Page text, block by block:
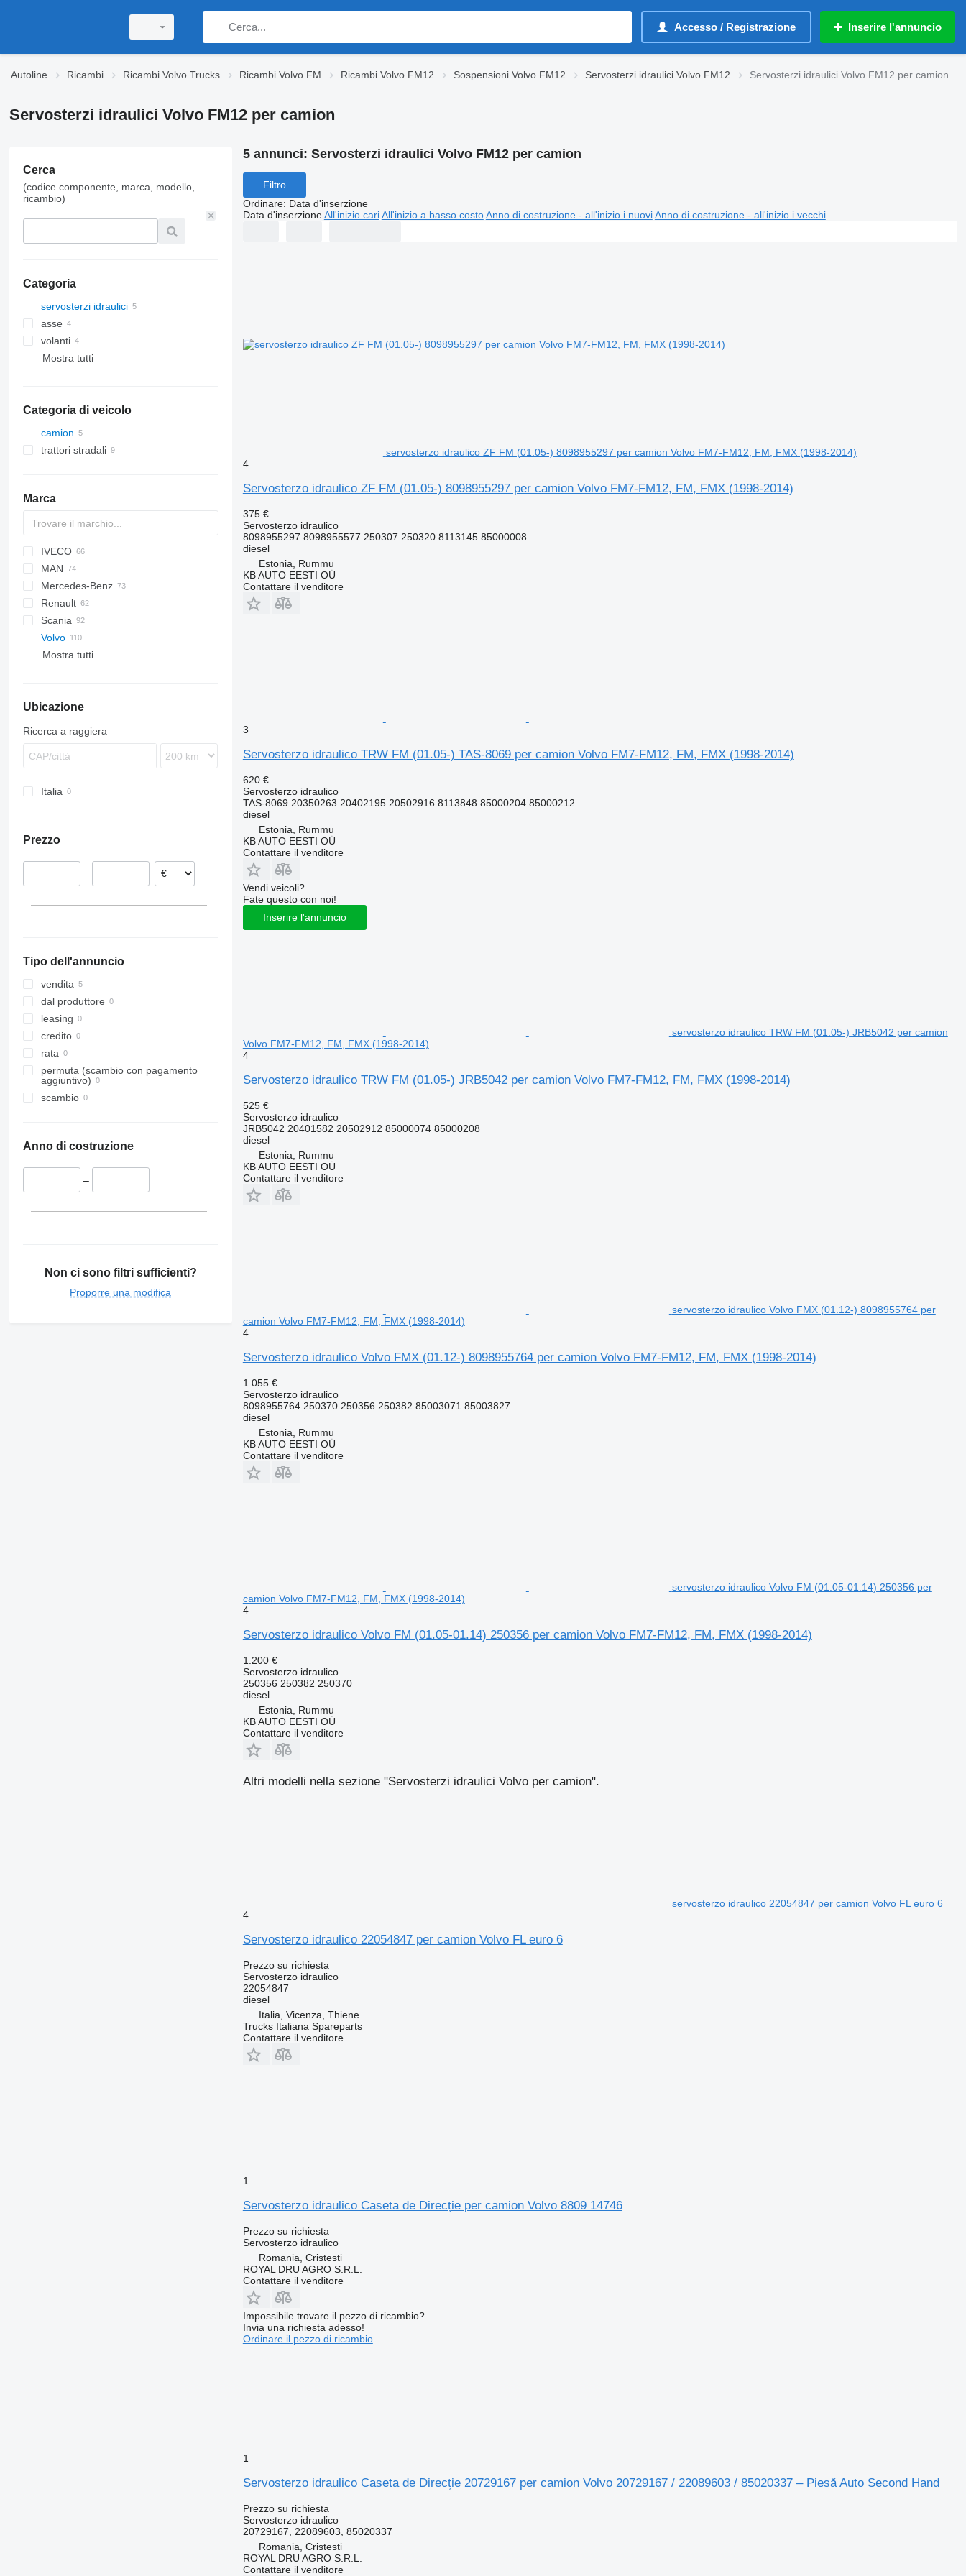
Accesso / Registrazione Inserire l'annuncio
Autoline Ricambi Ricambi Volvo Trucks Ricambi Volvo FM Ricambi Volvo FM12 Sospensioni Volvo FM12 Servosterzi idraulici Volvo FM12 Servosterzi idraulici Volvo FM12 per camion
Servosterzi idraulici Volvo FM12 per camion
Cerca
(codice componente, marca, modello,
ricambio)
Categoria
servosterzi idraulici
asse
volanti
Mostra tutti
Categoria di veicolo
camion
trattori stradali
Marca
C-series
Jumper
CF
LF
XF
AC
F-MAX
Transit
IVECO
Daily
EuroCargo
EuroStar
Eurotech
Eurotrakker
Magirus
Carnival
KMK
LTM
MAN
A-series
F8
F90
L2000
TGA
TGS
Mercedes-Benz
A-Class
Actros
Antos
Arocs
Econic
Sprinter
Vito
L-series
Atleon
Cabstar
Renault
Magnum
Mascott
Maxity
Premium
Scania
LT
Volvo
F89
FH16
FL6
FL6 14
FL10
FL614
FM
FM12
N-series
VNL
Mostra tutti
Ubicazione
Ricerca a raggiera
Italia
Prezzo
–
Tipo dell'annuncio
vendita
dal produttore
leasing
credito
rata
permuta (scambio con pagamento
aggiuntivo)
scambio
Anno di costruzione
–
Non ci sono filtri sufficienti?
Proporre una modifica
5 annunci: Servosterzi idraulici Volvo FM12 per camion
Filtro
Ordinare: Data d'inserzione
Data d'inserzione All'inizio cari All'inizio a basso costo Anno di costruzione - all'inizio i nuovi Anno di costruzione - all'inizio i vecchi
servosterzo idraulico ZF FM (01.05-) 8098955297 per camion Volvo FM7-FM12, FM, FMX (1998-2014)
4
Servosterzo idraulico ZF FM (01.05-) 8098955297 per camion Volvo FM7-FM12, FM, FMX (1998-2014)
375 €
Servosterzo idraulico
8098955297 8098955577 250307 250320 8113145 85000008
diesel
Estonia, Rummu
KB AUTO EESTI OÜ
Contattare il venditore
3
Servosterzo idraulico TRW FM (01.05-) TAS-8069 per camion Volvo FM7-FM12, FM, FMX (1998-2014)
620 €
Servosterzo idraulico
TAS-8069 20350263 20402195 20502916 8113848 85000204 85000212
diesel
Estonia, Rummu
KB AUTO EESTI OÜ
Contattare il venditore
Vendi veicoli?
Fate questo con noi!
Inserire l'annuncio
servosterzo idraulico TRW FM (01.05-) JRB5042 per camion
Volvo FM7-FM12, FM, FMX (1998-2014)
4
Servosterzo idraulico TRW FM (01.05-) JRB5042 per camion Volvo FM7-FM12, FM, FMX (1998-2014)
525 €
Servosterzo idraulico
JRB5042 20401582 20502912 85000074 85000208
diesel
Estonia, Rummu
KB AUTO EESTI OÜ
Contattare il venditore
servosterzo idraulico Volvo FMX (01.12-) 8098955764 per
camion Volvo FM7-FM12, FM, FMX (1998-2014)
4
Servosterzo idraulico Volvo FMX (01.12-) 8098955764 per camion Volvo FM7-FM12, FM, FMX (1998-2014)
1.055 €
Servosterzo idraulico
8098955764 250370 250356 250382 85003071 85003827
diesel
Estonia, Rummu
KB AUTO EESTI OÜ
Contattare il venditore
servosterzo idraulico Volvo FM (01.05-01.14) 250356 per
camion Volvo FM7-FM12, FM, FMX (1998-2014)
4
Servosterzo idraulico Volvo FM (01.05-01.14) 250356 per camion Volvo FM7-FM12, FM, FMX (1998-2014)
1.200 €
Servosterzo idraulico
250356 250382 250370
diesel
Estonia, Rummu
KB AUTO EESTI OÜ
Contattare il venditore
Altri modelli nella sezione "Servosterzi idraulici Volvo per camion".
servosterzo idraulico 22054847 per camion Volvo FL euro 6
4
Servosterzo idraulico 22054847 per camion Volvo FL euro 6
Prezzo su richiesta
Servosterzo idraulico
22054847
diesel
Italia, Vicenza, Thiene
Trucks Italiana Spareparts
Contattare il venditore
1
Servosterzo idraulico Caseta de Direcție per camion Volvo 8809 14746
Prezzo su richiesta
Servosterzo idraulico
Romania, Cristesti
ROYAL DRU AGRO S.R.L.
Contattare il venditore
Impossibile trovare il pezzo di ricambio?
Invia una richiesta adesso!
Ordinare il pezzo di ricambio
1
Servosterzo idraulico Caseta de Direcție 20729167 per camion Volvo 20729167 / 22089603 / 85020337 – Piesă Auto Second Hand
Prezzo su richiesta
Servosterzo idraulico
20729167, 22089603, 85020337
Romania, Cristesti
ROYAL DRU AGRO S.R.L.
Contattare il venditore